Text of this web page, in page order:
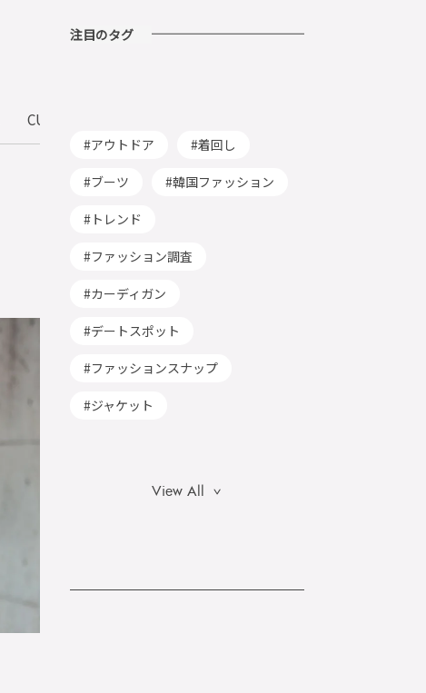
CULTURE
注目のタグ
アウトドア 着回し
ブーツ 韓国ファッション
トレンド
ファッション調査
カーディガン
デートスポット
ファッションスナップ
ジャケット
View All